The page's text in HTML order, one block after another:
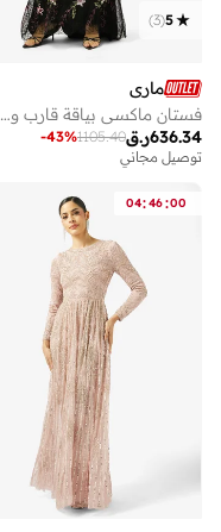
5
(
3
)
ماري
فستان ماكسي بياقة قارب وطبعة زهور
ر.ق636.34
1105.40
-43%
توصيل مجاني
04:46:00